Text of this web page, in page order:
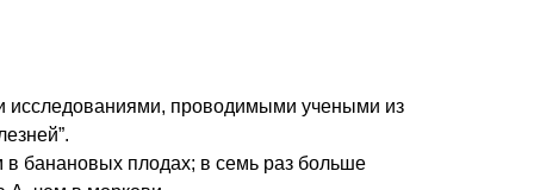
исследованиями, проводимыми учеными из
в банановых плодах; в семь раз больше